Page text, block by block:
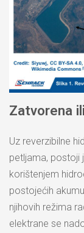
Zatvorena
Uz reverzibilne
petljama, postoji
korištenjem
postojećih
njihovih režima
elektrane se